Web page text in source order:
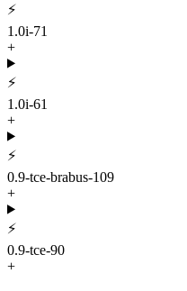
⚡
1.0i-71
+
⚡
1.0i-61
+
⚡
0.9-tce-brabus-109
+
⚡
0.9-tce-90
+